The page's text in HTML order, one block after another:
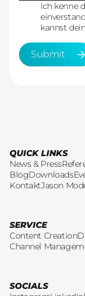
Ich kenne
kannst
Submit
QUICK LINKS
News & Press
BlogDownloads
KontaktJason
SERVICE
Content Creation
Channel
SOCIALS